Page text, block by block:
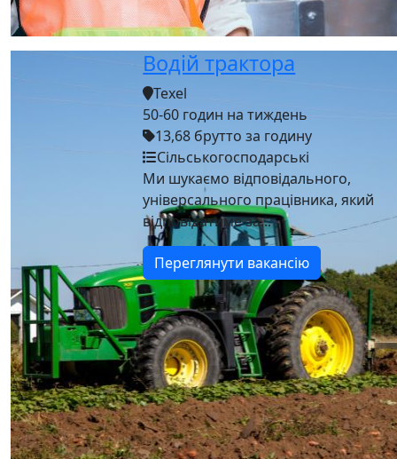
Водій трактора
Texel
50-60 годин на тиждень
13,68 брутто за годину
Сільськогосподарські
Ми шукаємо відповідального,
універсального працівника, який
відповідатиме за...
Переглянути вакансію